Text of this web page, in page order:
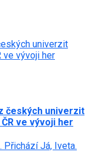
univerzit
ve vývoji her
českých univerzit
ve vývoji her
Přichází Já, Iveta.